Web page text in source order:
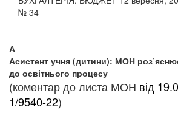
№ 34
А
Асистент учня (дитини): МОН
до освітнього процесу
(коментар до листа МОН від
1/9540-22)